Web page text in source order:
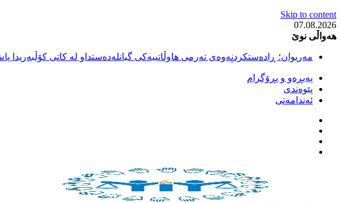
Skip to content
07.08.2026
هەواڵی نوێ
مەریوان؛ ڕادەستکردنەوەی تەرمی هاوڵاتییەکی گیانلەدەستداو لە کاتی
سەقز؛ دەسبەسەری دوو گەنج لەلایەن هێزە ئەمنییەکانی ڕێژیمی ئێرانەوە
کوژرانی هاوڵاتییەکی خەڵکی سەردەشت لە کاتی کۆڵبەری لە ناوچە سنوورییەکانی
مەریوان و ڕوانسەر؛ کوژرانی دوو هاوڵاتی لە کاتی کۆڵبەریدا بە تەقەی هێزەکانی
پەیڕەو و پڕۆگرام
پێوەندی
ئەندامەتی